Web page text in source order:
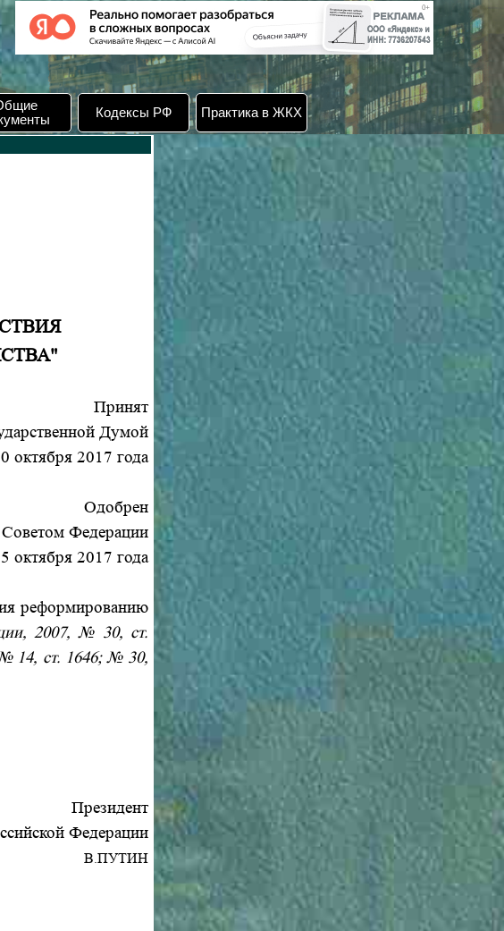
Кодексы РФ Практика в ЖКХ
Принят
Думой
октября 2017 года
Одобрен
Советом Федерации
октября 2017 года
реформированию
2007, № 30, ст.
14, ст. 1646; № 30,
Президент
Федерации
В.ПУТИН